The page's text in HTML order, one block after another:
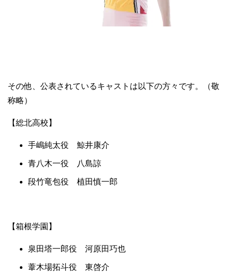
その他、公表されているキャストは以下の方々です。（敬
称略）
【総北高校】
手嶋純太役 鯨井康介
青八木一役 八島諒
段竹竜包役 植田慎一郎
【箱根学園】
泉田塔一郎役 河原田巧也
葦木場拓斗役 東啓介